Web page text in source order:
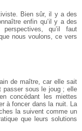
Bien sûr, il y a des
enfin qu’il y a des
qu’il faut
nous voulons, ce vers
de maître, car elle sait
passer sous le joug ; elle
concédant les miettes
à foncer dans la nuit. La
la suivent comme un
que leurs solutions